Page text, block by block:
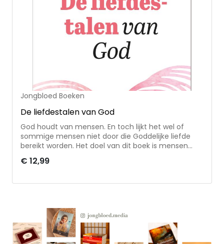
Jongbloed Boeken
De liefdestalen van God
God houdt van mensen. En toch lijkt het wel of
sommige mensen niet door die Goddelijke liefde
bereikt worden. Het doel van dit boek is mensen
liefde kunnen verstaan. Want Hij communiceert op
verstaanbaar kunnen zijn. 'De liefdestalen van God'
geheel herzien en up-to-date gemaakt.
€ 12,99